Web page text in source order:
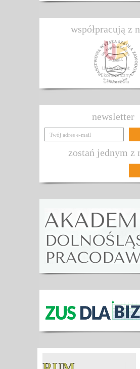
współpracują z
newsletter
zostań jednym z